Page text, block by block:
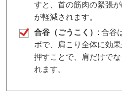
すと、首の筋肉の緊張
が軽減されます。
合谷（ごうこく） : 合谷
ボで、肩こり全体に効
押すことで、肩だけで
れます。